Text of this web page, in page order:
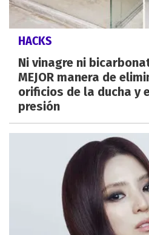
HACKS
Ni vinagre ni
MEJOR manera de
orificios de la ducha y
presión